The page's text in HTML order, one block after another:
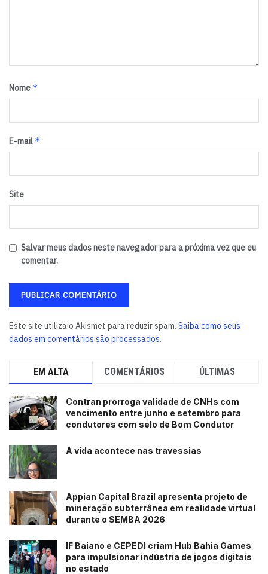
swap [operação de câmbio no mercado futuro], quando e
se for possível”, concluiu.
Agência Brasil)
Tags: Banco Central BC dólar Ilan Goldfajn
Nome *
E-mail *
Site
Salvar meus dados neste navegador para a próxima vez que eu
comentar.
Este site utiliza o Akismet para reduzir spam. Saiba como seus
dados em comentários são processados.
EM ALTA COMENTÁRIOS ÚLTIMAS
Contran prorroga validade de CNHs com
vencimento entre junho e setembro para
condutores com selo de Bom Condutor
A vida acontece nas travessias
Appian Capital Brazil apresenta projeto de
mineração subterrânea em realidade virtual
durante o SEMBA 2026
IF Baiano e CEPEDI criam Hub Bahia Games
para impulsionar indústria de jogos digitais
no estado